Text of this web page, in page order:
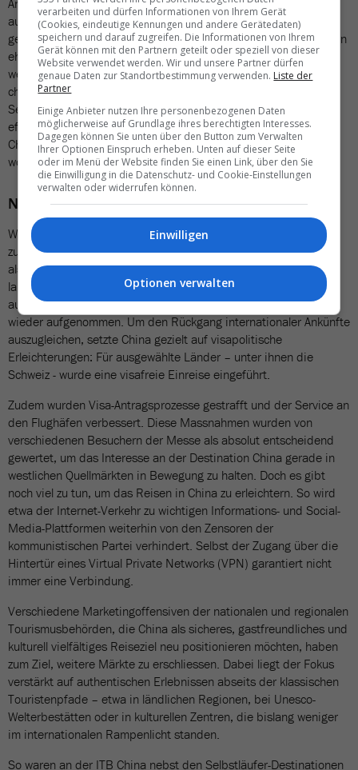
Anbieterländer auf die Bedürfnisse chinesischer Besucher
ausrichten», fasst David Ruetz zusammen. «Chinesen kommen
generell nicht aus dem Hochsegment», so der Manager, «sondern
eher aus der Mitte. Was sie aber alle auszeichnet: Sie haben
wenig Zeit, um zu reisen». Brasilien bilde aus diesem Grund
chinesische Reiseveranstalter im Rahmen eines WeChat
Seminars dazu aus, wie das Reisen in Brasilien möglichst
effizient organisiert werden kann. «Beispielsweise wollen
Chinesen im Ausland sehr schnell im Hotel einchecken, denn sie
wollen keine Zeit verlieren.»
Neue Impulse für Chinas Gäste-Empfang
Während der Outbound-Markt mit wachsendem Tempo
zurückkehrt, vollzieht sich die Erholung im Inbound-Tourismus –
also der Einreise internationaler Gäste nach China – weitaus
langsamer. Erst ab 2023 wurden Quarantänepflichten
aufgehoben und internationale Flugverbindungen sukzessive
wieder aufgenommen. Um den Rückgang internationaler Ankünfte
auszugleichen, setzte China gezielt auf visapolitische
Erleichterungen: Für ausgewählte Länder – unter ihnen die
Schweiz - wurde eine visafreie Einreise eingeführt.
Zudem wurden Visa-Antragsprozesse gestrafft und der Service an
den Flughäfen verbessert. Diese Massnahmen wurden von
verschiedenen Besuchern der Messe als absolut entscheidend
gewertet, um das Interesse an der Destination China gerade in
westlichen Quellmärkten in Bewegung zu halten. Doch es gibt
noch viel zu tun, um das Reisen in China zu erleichtern. So wird
etwa der Internet-Verkehr zu wichtigen Informations- und Social-
Media-Plattformen weiterhin von den Zensoren der
kommunistischen Partei verhindert. Selbst der Zugang über die
Hintertür eines Virtual Private Networks (VPN) garantiert nicht
immer eine Verbindung.
Verschiedene Marketingoffensiven der nationalen und regionalen
Tourismusbehörden, die China als sicheres, gastfreundliches und
kulturell vielfältiges Reiseziel neu positionieren möchten, haben
zum Ziel, weitere Märkte zu erschliessen. Dabei liegt der Fokus
verstärkt auf authentischen Erlebnissen abseits der klassischen
Touristenpfade – etwa in ländlichen Regionen, bei Unesco-
Welterbestätten oder in kulturellen Zentren, die bislang weniger
im internationalen Rampenlicht standen.
So waren an der ITB China nebst den Selbstläufer-Destinationen
verarbeiten und dürfen Informationen von Ihrem Gerät
(Cookies, eindeutige Kennungen und andere Gerätedaten)
speichern und darauf zugreifen. Die Informationen von Ihrem
Gerät können mit den Partnern geteilt oder speziell von dieser
Website verwendet werden. Wir und unsere Partner dürfen
genaue Daten zur Standortbestimmung verwenden. Liste der
Partner
Einige Anbieter nutzen Ihre personenbezogenen Daten
möglicherweise auf Grundlage ihres berechtigten Interesses.
Dagegen können Sie unten über den Button zum Verwalten
Ihrer Optionen Einspruch erheben. Unten auf dieser Seite
oder im Menü der Website finden Sie einen Link, über den Sie
die Einwilligung in die Datenschutz- und Cookie-Einstellungen
verwalten oder widerrufen können.
Einwilligen
Optionen verwalten